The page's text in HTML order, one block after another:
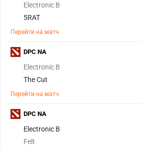
Electronic B
5RAT
Перейти на матч
Electronic B
The Cut
Перейти на матч
DPC NA
Electronic B
Felt
DPC NA